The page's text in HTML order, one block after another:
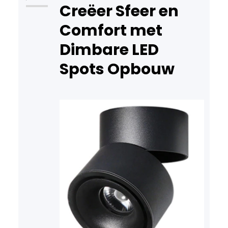
trend ontstaan die creativiteit
en sfeer naar een hoger niveau
tilt. Waarom Gekleurde LED
Verlichting? Gekleurde…
Creëer Sfeer en
Comfort met
Dimbare LED
Spots Opbouw